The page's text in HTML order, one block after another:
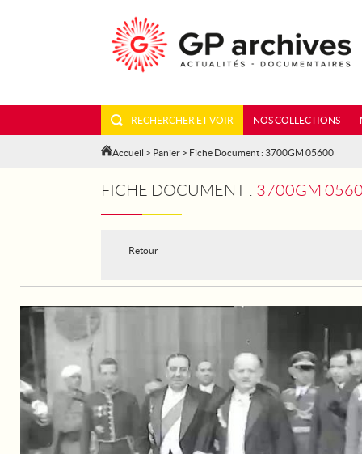
RECHERCHER ET VOIR NOS COLLECTIONS
Accueil > Panier > Fiche Document : 3700GM 05600
FICHE DOCUMENT : 3700GM 05600 -
Retour